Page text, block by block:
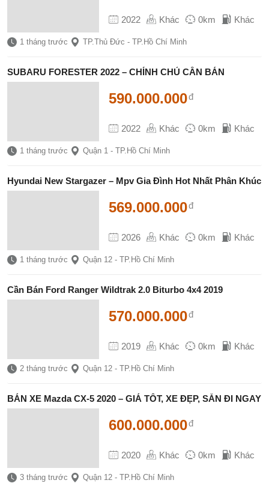
2022 Khác 0km Khác
1 tháng trước TP.Thủ Đức - TP.Hồ Chí Minh
SUBARU FORESTER 2022 – CHÍNH CHỦ CẦN BÁN
2022 Khác 0km Khác
590.000.000đ
1 tháng trước Quận 1 - TP.Hồ Chí Minh
Hyundai New Stargazer – Mpv Gia Đình Hot Nhất Phân Khúc
2026 Khác 0km Khác
569.000.000đ
1 tháng trước Quận 12 - TP.Hồ Chí Minh
Cần Bán Ford Ranger Wildtrak 2.0 Biturbo 4x4 2019
2019 Khác 0km Khác
570.000.000đ
2 tháng trước Quận 12 - TP.Hồ Chí Minh
BÁN XE Mazda CX-5 2020 – GIÁ TỐT, XE ĐẸP, SẴN ĐI NGAY
2020 Khác 0km Khác
600.000.000đ
3 tháng trước Quận 12 - TP.Hồ Chí Minh